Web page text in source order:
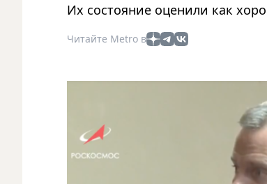
Их состояние оценили как
Читайте Metro в